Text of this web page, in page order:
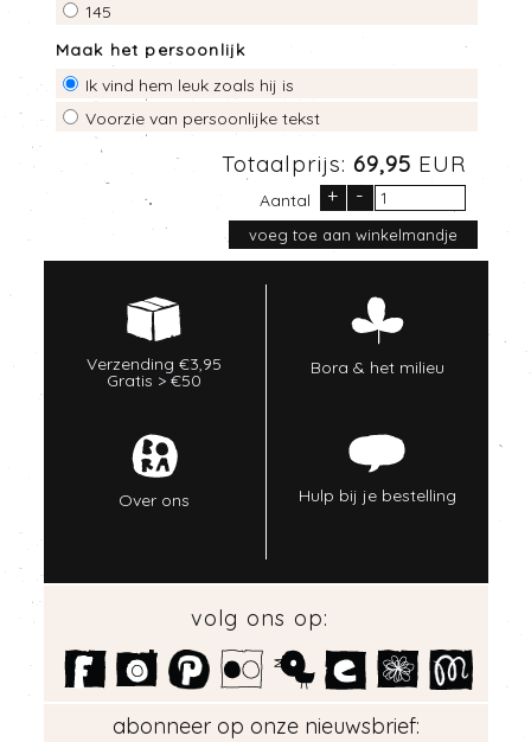
145
Maak het persoonlijk
Ik vind hem leuk zoals hij is
Voorzie van persoonlijke tekst
Totaalprijs: 69,95 EUR
Aantal + -
Verzending €3,95
Gratis > €50
Bora & het milieu
Over ons Hulp bij je bestelling
volg ons op:
abonneer op onze nieuwsbrief: